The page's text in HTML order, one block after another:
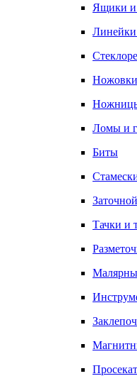
Ящики и
Линейки
Ломы и
Биты
Тачки и